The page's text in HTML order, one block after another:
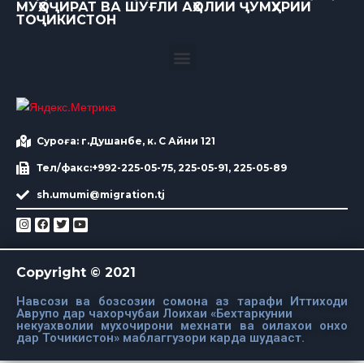
МУҲОҶИРАТ ВА ШУҒЛИ АҲОЛИИ ҶУМҲУРИИ
ТОҶИКИСТОН
Суроға: г.Душанбе, к. С Айни 121
Тел/факс:+992-225-05-75, 225-05-91, 225-05-89
sh.umumi@migration.tj
Copyright © 2021
Навсози ва бозсозии сомона аз тарафи Иттиходи
Аврупо дар чахорчубаи Лоихаи «Бехтаркунии
некуахволии мухочирони мехнати ва оилахои онхо
дар Точикистон» маблаггузори карда шудааст.